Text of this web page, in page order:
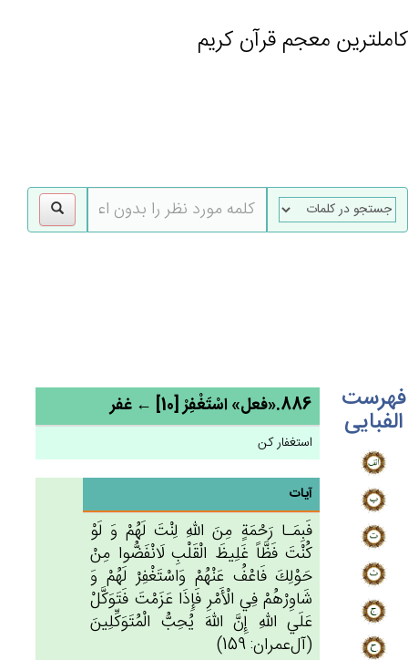
کاملترین معجم قرآن کریم
فهرست
الفبایی 886.«فعل» اسْتَغْفِرْ [10] ← غفر
استغفار کن
آیات
فَبِمَـا رَحْمَة‌ٍ مِن‌َ الله‌ِ لِنْت‌َ لَهُم‌ْ وَ لَوْ
كُنْت‌َ فَظَّاً غَلِيظ‌َ الْقَلْب‌ِ لَانْفَضُّوا مِن‌ْ
حَوْلِك‌َ فَاعْف‌ُ عَنْهُم‌ْ وَاسْتَغْفِرْ لَهُم‌ْ وَ
شَاوِرْهُم‌ْ فِي‌ الْأَمْرِ فَإِذَا عَزَمْت‌َ فَتَوَكَّل‌ْ
عَلَي‌ الله‌ِ إِن‌َّ الله‌َ يُحِب‌ُّ الْمُتَوَكِّلِين‌َ
(آل‌عمران: 159)